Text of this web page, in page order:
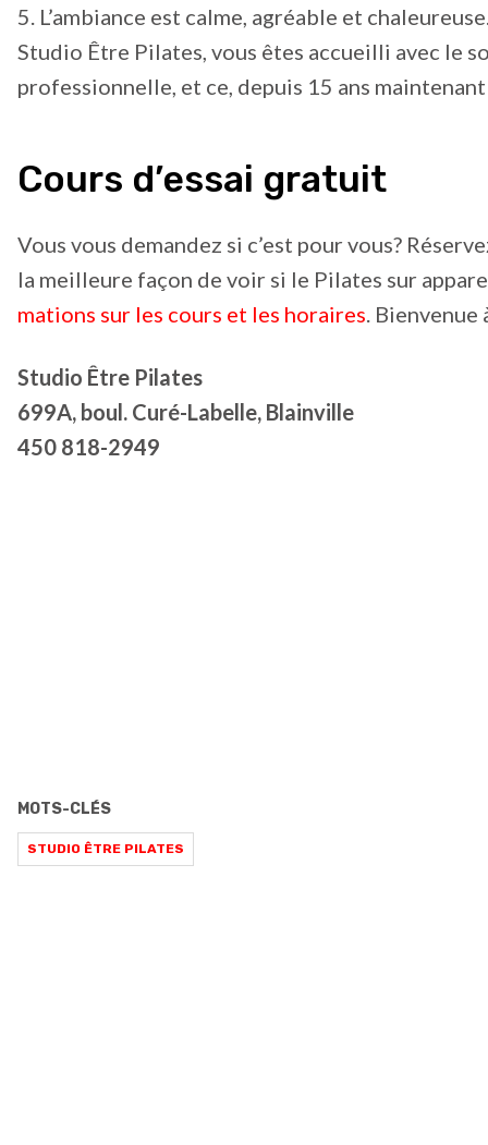
5. L’ambiance est calme, agréable et
Studio Être Pilates, vous êtes accueilli avec le
professionnelle, et ce, depuis 15 ans
Cours d’essai gratuit
Vous vous demandez si c’est pour vous?
la meilleure façon de voir si le Pilates sur
mations sur les cours et les horaires. Bienvenue
Studio Être Pilates
699A, boul. Curé-Labelle, Blainville
450 818-2949
MOTS-CLÉS
STUDIO ÊTRE PILATES